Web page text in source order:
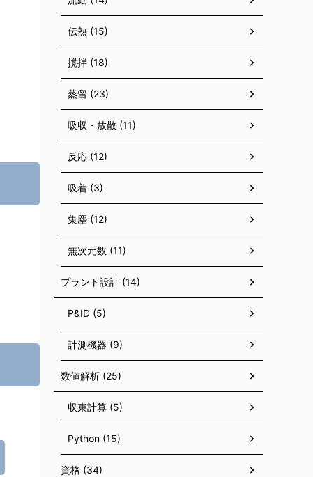
伝熱 (15)
撹拌 (18)
蒸留 (23)
吸収・放散 (11)
反応 (12)
吸着 (3)
集塵 (12)
無次元数 (11)
プラント設計 (14)
P&ID (5)
計測機器 (9)
数値解析 (25)
収束計算 (5)
Python (15)
資格 (34)